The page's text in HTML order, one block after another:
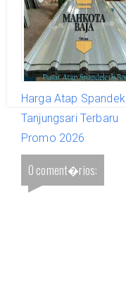
2026
Harga Atap Spandek
Tanjungsari Terbaru
Promo 2026
0 coment�rios: